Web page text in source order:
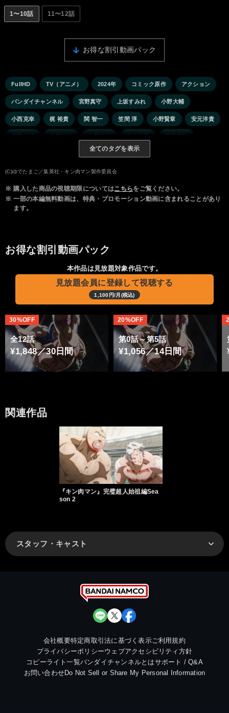
1〜10話 11〜12話
お得な割引動画パック
FullHD TV（アニメ） 2024年 コミック原作 アクション
バンダイチャンネル 宮野真守 上坂すみれ 小野大輔
小西克幸 梶 裕貴 関 智一 笠間 淳 小野賢章 安元洋貴
宮田俊哉 柿原徹也 吉野裕行 谷山紀章 間宮康弘
小林親弘 野島健児
富岡佑介 尾高慶安 石毛翔弥
稲田 徹 杉田智和 中村悠一 神谷 明 古川登志夫
太田真一郎
全てのタグを表示
(C)ゆでたまご／集英社・キン肉マン製作委員会
※ 購入した商品の視聴期限についてはこちらをご覧ください。
※ 一部の本編無料動画は、特典・プロモーション動画に含まれることがあり
ます。
お得な割引動画パック
本作品は見放題対象作品です。
見放題会員に登録して視聴する
1,100円/月(税込)
全12話
¥1,848／30日間
30%OFF
第0話～第5話
¥1,056／14日間
20%OFF
関連作品
『キン肉マン』完璧超人始祖編Sea
son 2
スタッフ・キャスト
会社概要特定商取引法に基づく表示ご利用規約
プライバシーポリシーウェブアクセシビリティ方針
コピーライト一覧バンダイチャンネルとはサポート / Q&A
お問い合わせDo Not Sell or Share My Personal Information